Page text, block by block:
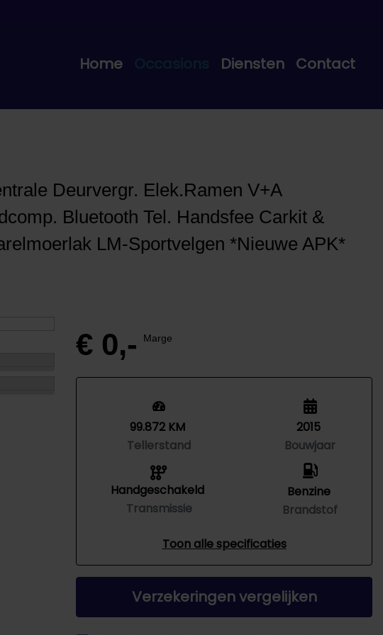
Home Diensten Contact
Deurvergr. Elek.Ramen V+A
Bluetooth Tel. Handsfee Carkit &
LM-Sportvelgen *Nieuwe APK*
€ 0,- Marge
99.872 KM
Tellerstand
Handgeschakeld
Transmissie
2015
Bouwjaar
Benzine
Brandstof
Toon alle specificaties
Verzekeringen vergelijken